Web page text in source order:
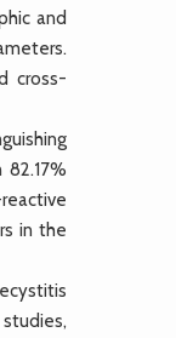
and
cross-
in the